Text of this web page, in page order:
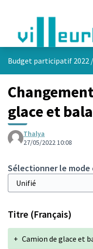
Budget participatif 2022 /
glace et
Thalya
27/05/2022 10:08
Sélectionner le mode
Titre (Français)
+ Camion de glace et